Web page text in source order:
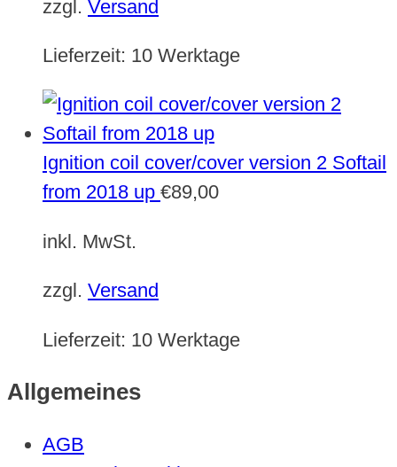
zzgl. Versand
Lieferzeit: 10 Werktage
Ignition coil cover/cover version 2 Softail
from 2018 up €89,00
inkl. MwSt.
zzgl. Versand
Lieferzeit: 10 Werktage
Allgemeines
AGB